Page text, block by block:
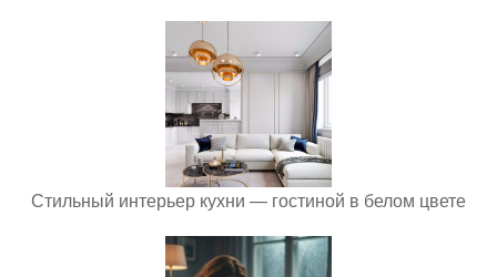
Стильный интерьер кухни — гостиной в белом цвете